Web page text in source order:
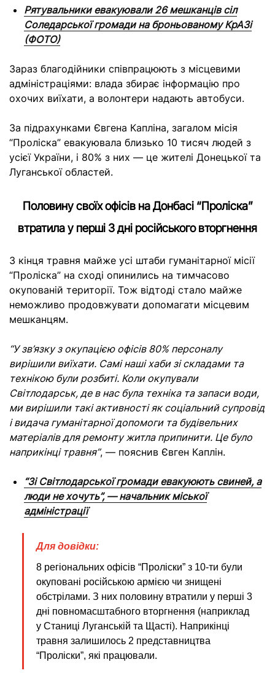
Рятувальники евакуювали 26 мешканців сіл
Соледарської громади на броньованому КрАЗі
(ФОТО)
Зараз благодійники співпрацюють з місцевими
адміністраціями: влада збирає інформацію про
охочих виїхати, а волонтери надають автобуси.
За підрахунками Євгена Капліна, загалом місія
“Проліска” евакуювала близько 10 тисяч людей з
усієї України, і 80% з них — це жителі Донецької та
Луганської областей.
Половину своїх офісів на Донбасі “Проліска”
втратила у перші 3 дні російського вторгнення
З кінця травня майже усі штаби гуманітарної місії
“Проліска” на сході опинились на тимчасово
окупованій території. Тож відтоді стало майже
неможливо продовжувати допомагати місцевим
мешканцям.
“У зв’язку з окупацією офісів 80% персоналу
вирішили виїхати. Самі наші хаби зі складами та
технікою були розбиті. Коли окупували
Світлодарськ, де в нас була техніка та запаси води,
ми вирішили такі активності як соціальний супровід
і видача гуманітарної допомоги та будівельних
матеріалів для ремонту житла припинити. Це було
наприкінці травня”, — пояснив Євген Каплін.
“Зі Світлодарської громади евакуюють свиней, а
люди не хочуть”, — начальник міської
адміністрації
Для довідки:
8 регіональних офісів “Проліски” з 10-ти були
окуповані російською армією чи знищені
обстрілами. З них половину втратили у перші 3
дні повномасштабного вторгнення (наприклад
у Станиці Луганській та Щасті). Наприкінці
травня залишилось 2 представництва
“Проліски”, які працювали.